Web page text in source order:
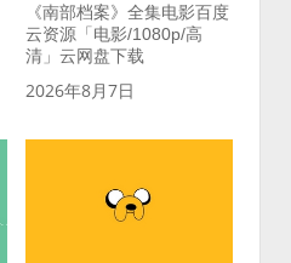
《南部档案》全集电影百度
云资源「电影/1080p/高
清」云网盘下载
2026年8月7日